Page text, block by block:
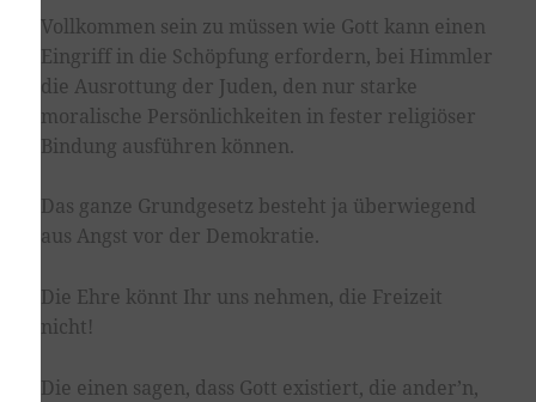
Vollkommen sein zu müssen wie Gott kann einen
Eingriff in die Schöpfung erfordern, bei Himmler
die Ausrottung der Juden, den nur starke
moralische Persönlichkeiten in fester religiöser
Bindung ausführen können.
Das ganze Grundgesetz besteht ja überwiegend
aus Angst vor der Demokratie.
Die Ehre könnt Ihr uns nehmen, die Freizeit
nicht!
Die einen sagen, dass Gott existiert, die ander’n,